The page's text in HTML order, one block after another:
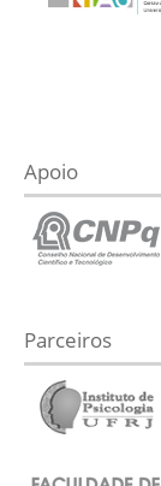
Apoio
Parceiros